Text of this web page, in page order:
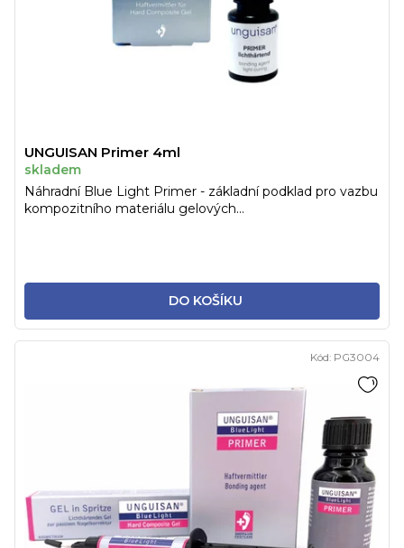
UNGUISAN Primer 4ml
skladem
DO KOŠÍKU
Náhradní Blue Light Primer - základní podklad pro vazbu
kompozitního materiálu gelových...
Kód: PG3004